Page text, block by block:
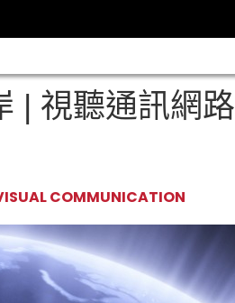
| 視聽通訊網路
COMMUNICATION